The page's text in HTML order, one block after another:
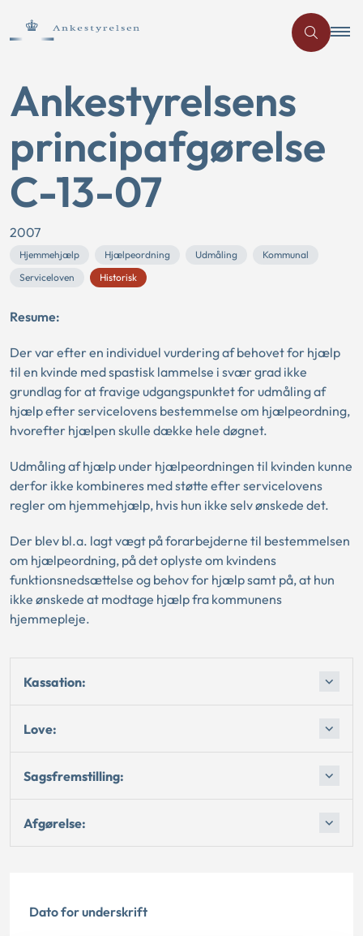
Ankestyrelsens
principafgørelse
C-13-07
2007
Hjemmehjælp Hjælpeordning Udmåling
Kommunal
Serviceloven
Historisk
Resume:
Der var efter en individuel vurdering af behovet for hjælp
til en kvinde med spastisk lammelse i svær grad ikke
grundlag for at fravige udgangspunktet for udmåling af
hjælp efter servicelovens bestemmelse om hjælpeordning,
hvorefter hjælpen skulle dække hele døgnet.
Udmåling af hjælp under hjælpeordningen til kvinden kunne
derfor ikke kombineres med støtte efter servicelovens
regler om hjemmehjælp, hvis hun ikke selv ønskede det.
Der blev bl.a. lagt vægt på forarbejderne til bestemmelsen
om hjælpeordning, på det oplyste om kvindens
funktionsnedsættelse og behov for hjælp samt på, at hun
ikke ønskede at modtage hjælp fra kommunens
hjemmepleje.
Kassation:
Love:
Sagsfremstilling:
Afgørelse:
Dato for underskrift